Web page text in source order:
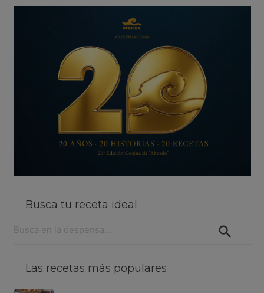
Busca tu receta ideal
Las recetas más populares